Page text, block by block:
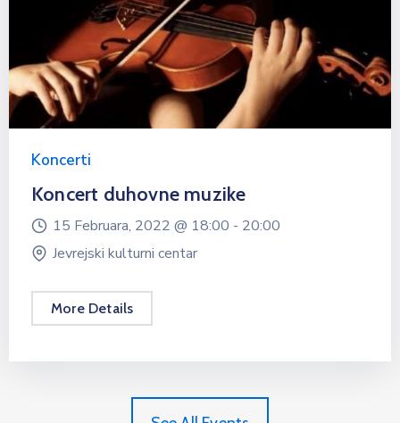
Koncerti
Koncert duhovne muzike
15 Februara, 2022 @ 18:00 - 20:00
Jevrejski kulturni centar
More Details